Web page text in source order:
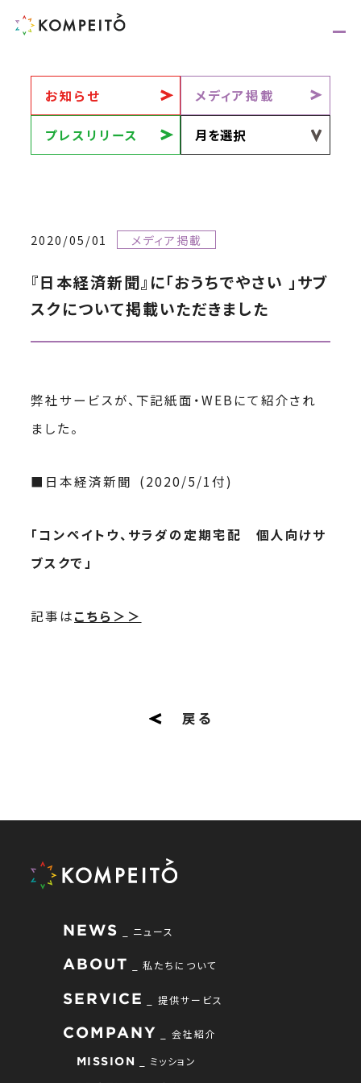
お知らせ メディア掲載
プレスリリース
2020/05/01 メディア掲載
『日本経済新聞』に「おうちでやさい 」サブ
スクについて掲載いただきました
弊社サービスが、下記紙面・WEBにて紹介され
ました。
■日本経済新聞 (2020/5/1付)
「コンペイトウ、サラダの定期宅配 個人向けサ
ブスクで 」
記事はこちら＞＞
戻る
NEWS ニュース
ABOUT 私たちについて
SERVICE 提供サービス
COMPANY 会社紹介
MISSION ミッション